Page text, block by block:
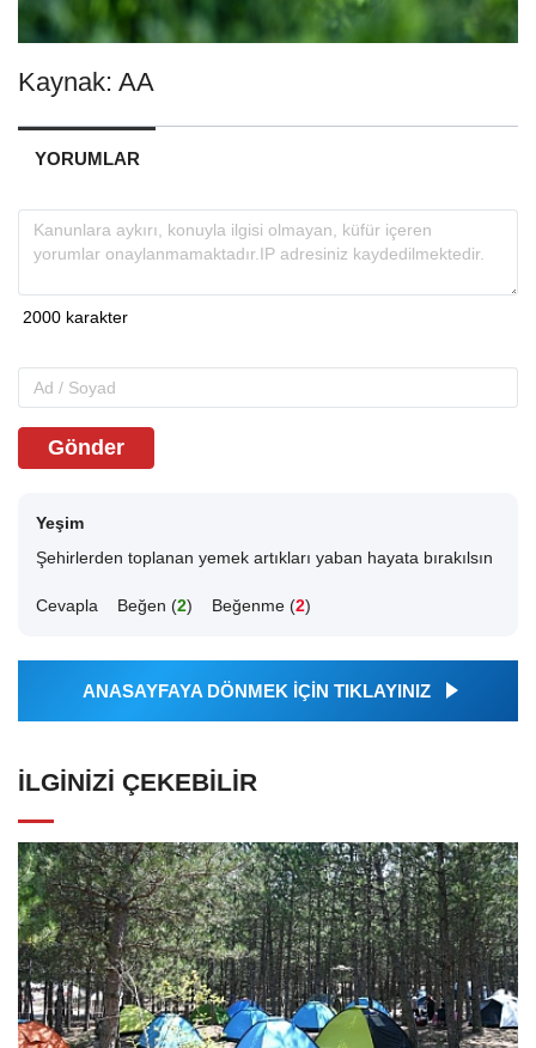
Kaynak: AA
YORUMLAR
Gönder
Yeşim
Şehirlerden toplanan yemek artıkları yaban hayata bırakılsın
Cevapla Beğen (2) Beğenme (2)
ANASAYFAYA DÖNMEK İÇİN TIKLAYINIZ
İLGINIZI ÇEKEBILIR